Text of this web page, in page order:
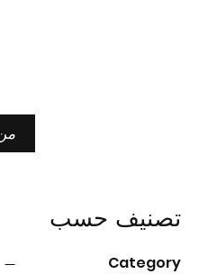
تصنيف حسب
Category